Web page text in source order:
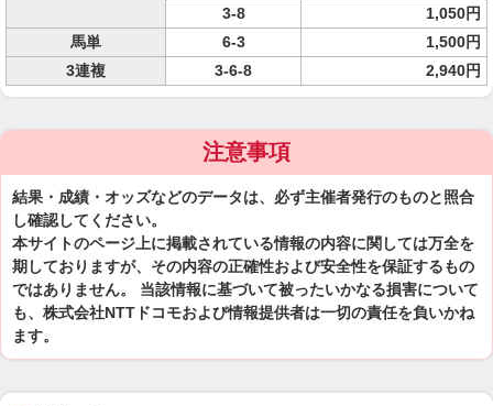
3-8
1,050円
馬単
6-3
1,500円
3連複
3-6-8 2,940円
注意事項
結果・成績・オッズなどのデータは、必ず主催者発行のものと照合
し確認してください。
本サイトのページ上に掲載されている情報の内容に関しては万全を
期しておりますが、その内容の正確性および安全性を保証するもの
ではありません。 当該情報に基づいて被ったいかなる損害について
も、株式会社NTTドコモおよび情報提供者は一切の責任を負いかね
ます。